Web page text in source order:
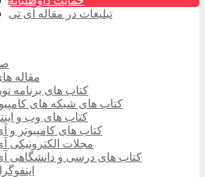
تبلیغات در مقاله آی تی
مقاله
کتاب های برنامه
کتاب های شبکه های
کتاب های وب و
کتاب های کامپیوتر و
مجلات الکترونیکی
کتاب های درسی و دانشگاهی